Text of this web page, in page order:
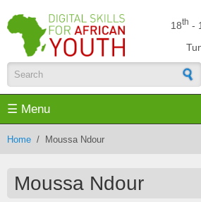
18th -
Search form
☰ Menu
Home / Moussa Ndour
Moussa Ndour